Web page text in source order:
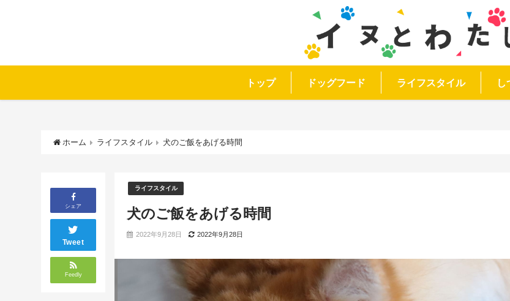
トップ ドッグフード ライフスタイル し
ホーム ライフスタイル 犬のご飯をあげる時間
シェア
Tweet
Feedly
ライフスタイル
犬のご飯をあげる時間
2022年9月28日 2022年9月28日